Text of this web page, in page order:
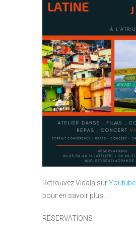
Retrouvez Vidala surYoutube
pour en savoir plus …
RÉSERVATIONS